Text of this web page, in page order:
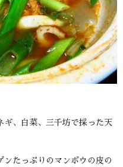
ギ、白菜、三千坊で採った天
たっぷりのマンボウの皮の